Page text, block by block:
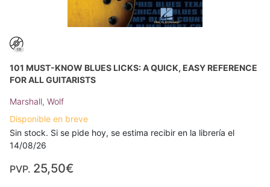
101 MUST-KNOW BLUES LICKS: A QUICK, EASY REFERENCE
FOR ALL GUITARISTS
Marshall, Wolf
Disponible en breve
Sin stock. Si se pide hoy, se estima recibir en la librería el
14/08/26
PVP. 25,50€